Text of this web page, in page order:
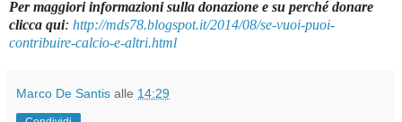
Per maggiori informazioni sulla donazione e su perché donare
clicca qui: http://mds78.blogspot.it/2014/08/se-vuoi-puoi-
contribuire-calcio-e-altri.html
Marco De Santis alle 14:29